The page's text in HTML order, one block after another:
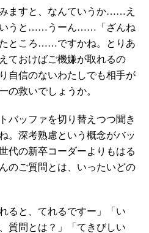
ますと、なんていうか……え
うと……うーん……「ざんね
ところ……ですかね。とりあ
ておけばご機嫌が取れるの
自信のないわたしでも相手が
の救いでしょうか。
バッファを切り替えつつ聞き
。深考熟慮という概念がバッ
代の新卒コーダーよりもはる
のご質問とは、いったいどの
ると、てれるですー」「い
質問とは？」「てきびしい